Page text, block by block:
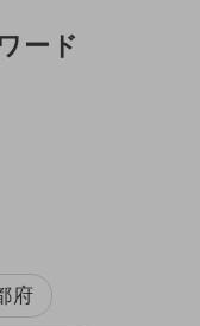
ード
府